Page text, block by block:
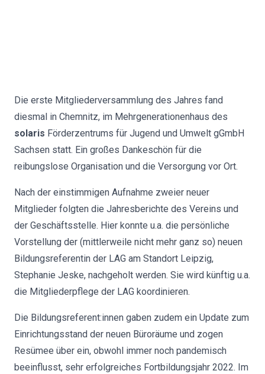
Die erste Mitgliederversammlung des Jahres fand
diesmal in Chemnitz, im Mehrgenerationenhaus des
solaris Förderzentrums für Jugend und Umwelt gGmbH
Sachsen statt. Ein großes Dankeschön für die
reibungslose Organisation und die Versorgung vor Ort.
Nach der einstimmigen Aufnahme zweier neuer
Mitglieder folgten die Jahresberichte des Vereins und
der Geschäftsstelle. Hier konnte u.a. die persönliche
Vorstellung der (mittlerweile nicht mehr ganz so) neuen
Bildungsreferentin der LAG am Standort Leipzig,
Stephanie Jeske, nachgeholt werden. Sie wird künftig u.a.
die Mitgliederpflege der LAG koordinieren.
Die Bildungsreferent:innen gaben zudem ein Update zum
Einrichtungsstand der neuen Büroräume und zogen
Resümee über ein, obwohl immer noch pandemisch
beeinflusst, sehr erfolgreiches Fortbildungsjahr 2022. Im